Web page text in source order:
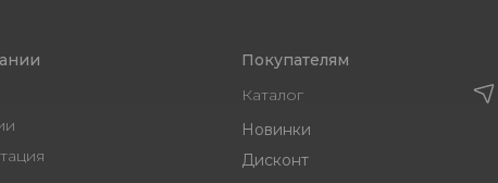
Покупателям
Каталог
Новинки
Дисконт